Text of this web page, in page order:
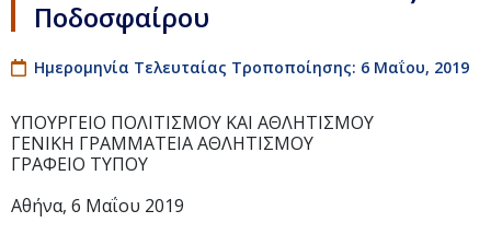
Ποδοσφαίρου
Ημερομηνία Τελευταίας Τροποποίησης: 6 Μαΐου, 2019
ΥΠΟΥΡΓΕΙΟ ΠΟΛΙΤΙΣΜΟΥ ΚΑΙ ΑΘΛΗΤΙΣΜΟΥ
ΓΕΝΙΚΗ ΓΡΑΜΜΑΤΕΙΑ ΑΘΛΗΤΙΣΜΟΥ
ΓΡΑΦΕΙΟ ΤΥΠΟΥ
Αθήνα, 6 Μαΐου 2019